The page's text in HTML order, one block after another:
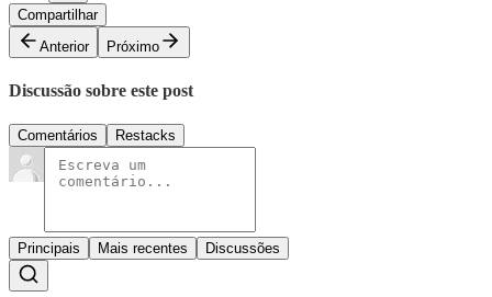
Compartilhar
Anterior
Próximo
Discussão sobre este post
Comentários Restacks
Principais Mais recentes Discussões